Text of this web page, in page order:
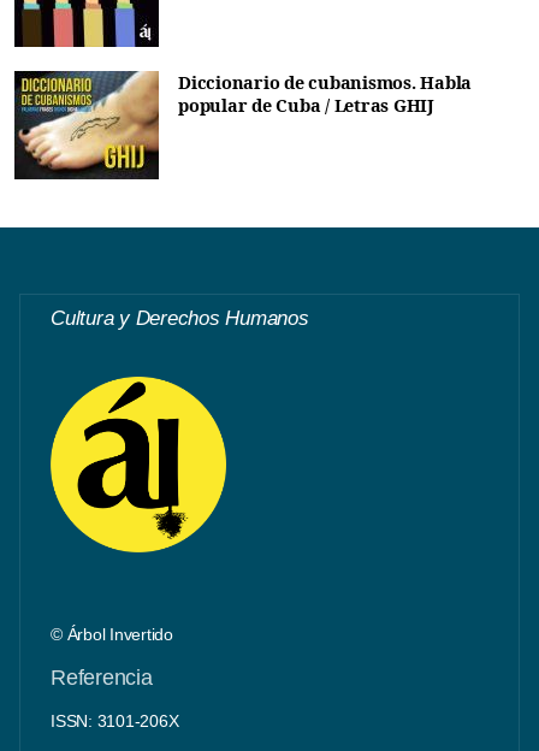
Diccionario de cubanismos. Habla
popular de Cuba / Letras GHIJ
Cultura y Derechos Humanos
© Árbol Invertido
Referencia
ISSN: 3101-206X